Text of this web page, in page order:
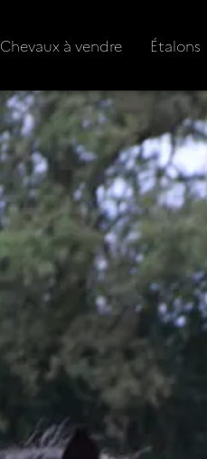
Chevaux à vendre Étalons